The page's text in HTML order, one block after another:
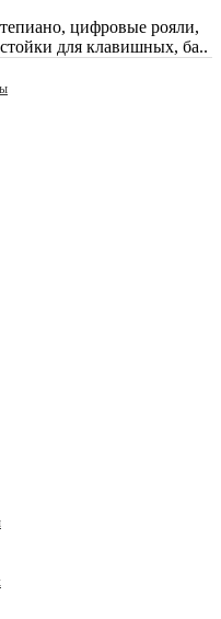
цифровые рояли,
для клавишных, ба..